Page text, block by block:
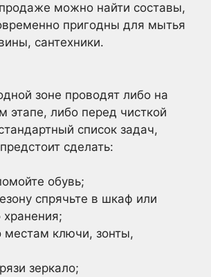
можно найти составы,
пригодны для мытья
сантехники.
зоне проводят либо на
либо перед чисткой
список задач,
сделать:
обувь;
спрячьте в шкаф или
хранения;
местам ключи, зонты,
зеркало;